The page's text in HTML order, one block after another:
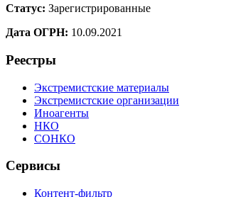
Статус: Зарегистрированные
Дата ОГРН: 10.09.2021
Реестры
Экстремистские материалы
Экстремистские организации
Иноагенты
НКО
СОНКО
Сервисы
Контент-фильтр